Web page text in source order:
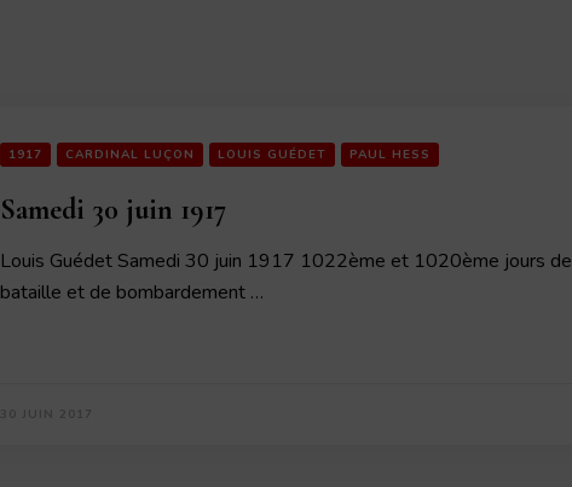
1917 CARDINAL LUÇON LOUIS GUÉDET PAUL HESS
Samedi 30 juin 1917
Louis Guédet Samedi 30 juin 1917 1022ème et 1020ème jours de
bataille et de bombardement …